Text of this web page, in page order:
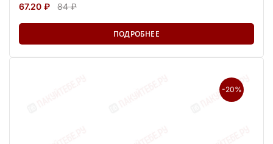
67.20 ₽ 84 ₽
ПОДРОБНЕЕ
-20%